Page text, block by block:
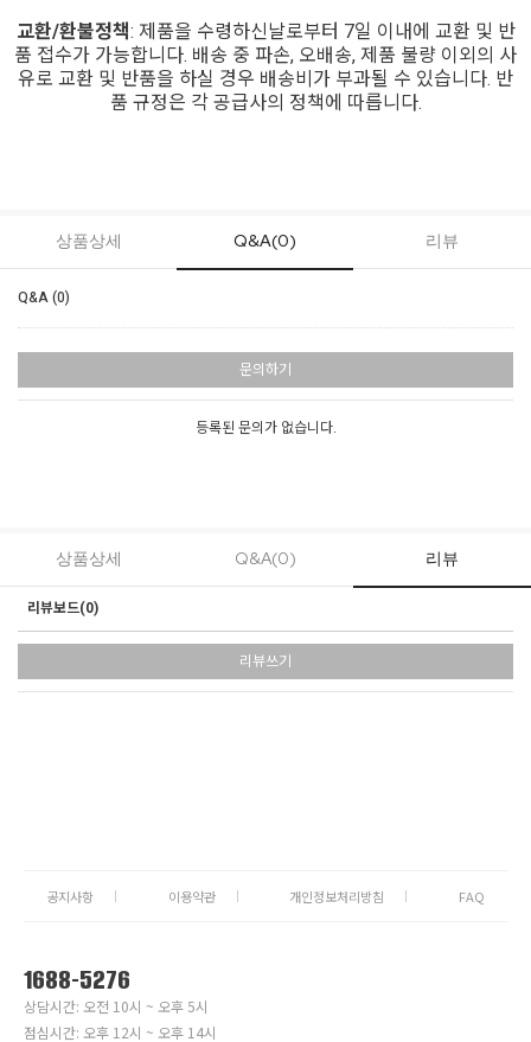
교환/환불정책: 제품을 수령하신날로부터 7일 이내에 교환 및 반
품 접수가 가능합니다. 배송 중 파손, 오배송, 제품 불량 이외의 사
유로 교환 및 반품을 하실 경우 배송비가 부과될 수 있습니다. 반
품 규정은 각 공급사의 정책에 따릅니다.
상품상세 Q&A(0) 리뷰
Q&A (0)
문의하기
등록된 문의가 없습니다.
상품상세 Q&A(0) 리뷰
리뷰보드(0)
리뷰쓰기
공지사항 이용약관 개인정보처리방침 FAQ
1688-5276
상담시간: 오전 10시 ~ 오후 5시
점심시간: 오후 12시 ~ 오후 14시